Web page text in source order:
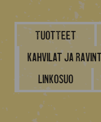
Tuotteet
Kahvilat ja
Linkosuo